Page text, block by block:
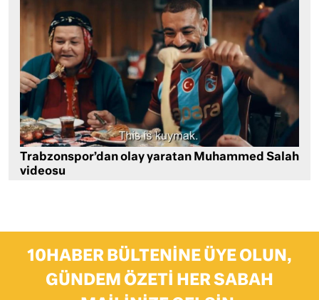
Trabzonspor’dan olay yaratan Muhammed Salah
videosu
10HABER BÜLTENINE ÜYE OLUN,
GÜNDEM ÖZETI HER SABAH